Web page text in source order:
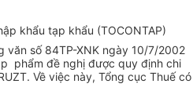
khẩu tạp khẩu (TOCONTAP)
văn số 84TP-XNK ngày 10/7/2002
phẩm đề nghị được quy định chi
Về việc này, Tổng cục Thuế có